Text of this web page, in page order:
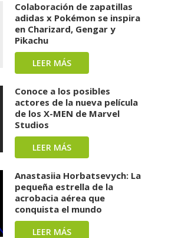
Colaboración de zapatillas
adidas x Pokémon se inspira
en Charizard, Gengar y
Pikachu
LEER MÁS
Conoce a los posibles
actores de la nueva película
de los X-MEN de Marvel
Studios
LEER MÁS
Anastasiia Horbatsevych: La
pequeña estrella de la
acrobacia aérea que
conquista el mundo
LEER MÁS